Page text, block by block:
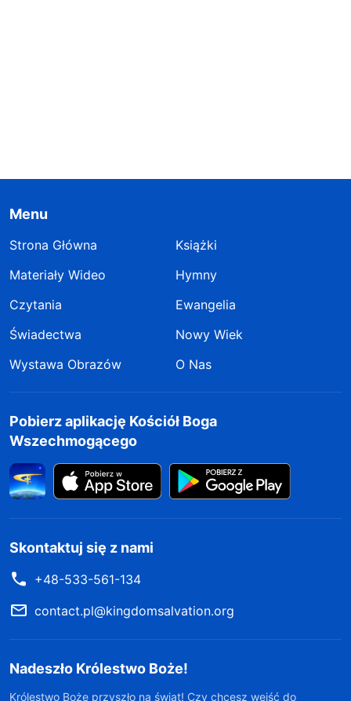
Menu
Strona Główna
Książki
Materiały Wideo
Hymny
Czytania
Ewangelia
Świadectwa
Nowy Wiek
Wystawa Obrazów
O Nas
Pobierz aplikację Kościół Boga
Wszechmogącego
Skontaktuj się z nami
+48-533-561-134
contact.pl@kingdomsalvation.org
Nadeszło Królestwo Boże!
Królestwo Boże przyszło na świat! Czy chcesz wejść do